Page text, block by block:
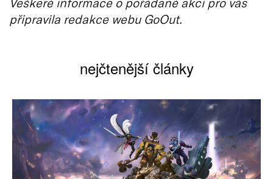
připravila redakce webu GoOut.
nejčtenější články